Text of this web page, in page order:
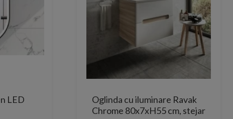
LED
Oglinda cu iluminare Ravak
Chrome 80x7xH55 cm, stejar